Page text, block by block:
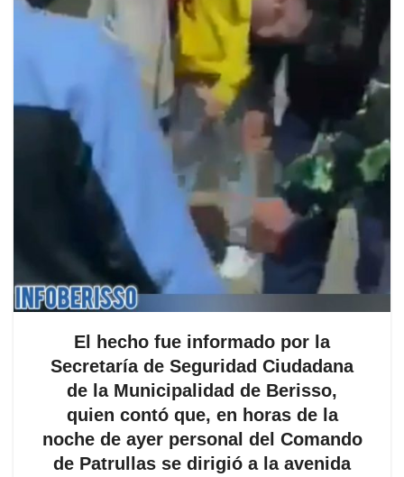
El hecho fue informado por la
Secretaría de Seguridad Ciudadana
de la Municipalidad de Berisso,
quien contó que, en horas de la
noche de ayer personal del Comando
de Patrullas se dirigió a la avenida